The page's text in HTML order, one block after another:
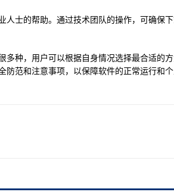
名-天天热
人士的帮助。通过技术团队的操作，可确保
多种，用户可以根据自身情况选择最合适的
范和注意事项，以保障软件的正常运行和个